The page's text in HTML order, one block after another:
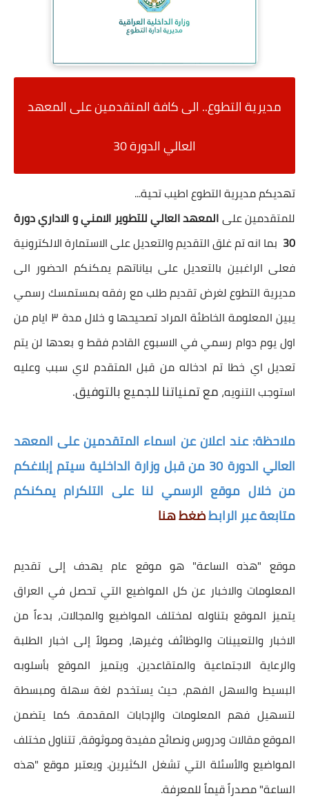
مديرية التطوع.. الى كافة المتقدمين على المعهد
العالي الدورة 30
تهديكم مديرية التطوع اطيب تحية...
للمتقدمين علىالمعهد العالي للتطوير الامني و الاداري دورة
30 بما انه تم غلق التقديم والتعديل على الاستمارة الالكترونية
فعلى الراغبين بالتعديل على بياناتهم يمكنكم الحضور الى
مديرية التطوع لغرض تقديم طلب مع رفقه بمستمسك رسمي
يبين المعلومة الخاطئة المراد تصحيحها و خلال مدة ٣ ايام من
اول يوم دوام رسمي في الاسبوع القادم فقط و بعدها لن يتم
تعديل اي خطا تم ادخاله من قبل المتقدم لاي سبب وعليه
استوجب التنويه، مع تمنياتنا للجميع بالتوفيق.
ملاحظة: عند اعلان عن اسماء المتقدمين على المعهد
العالي الدورة 30 من قبل وزارة الداخلية سيتم إبلاغكم
من خلال موقع الرسمي لنا على التلكرام يمكنكم
متابعة عبر الرابطضغط هنا
موقع "هذه الساعة" هو موقع عام يهدف إلى تقديم
المعلومات والاخبار عن كل المواضيع التي تحصل في العراق
يتميز الموقع بتناوله لمختلف المواضيع والمجالات، بدءاً من
الاخبار والتعيينات والوظائف وغيرها، وصولاً إلى اخبار الطلبة
والرعاية الاجتماعية والمتقاعدين. ويتميز الموقع بأسلوبه
البسيط والسهل الفهم، حيث يستخدم لغة سهلة ومبسطة
لتسهيل فهم المعلومات والإجابات المقدمة. كما يتضمن
الموقع مقالات ودروس ونصائح مفيدة وموثوقة، تتناول مختلف
المواضيع والأسئلة التي تشغل الكثيرين. ويعتبر موقع "هذه
الساعة" مصدراً قيماً للمعرفة.